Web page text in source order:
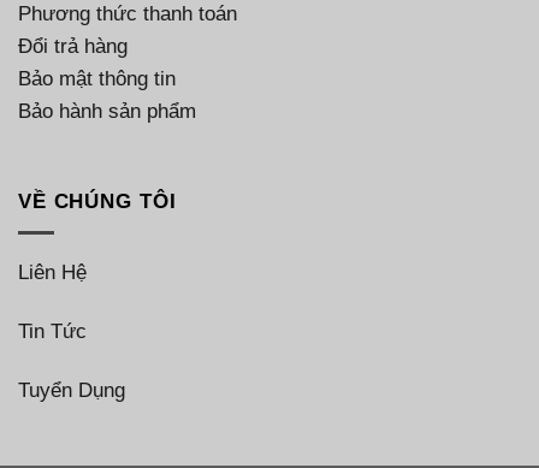
Phương thức thanh toán
Đổi trả hàng
Bảo mật thông tin
Bảo hành sản phẩm
VỀ CHÚNG TÔI
Liên Hệ
Tin Tức
Tuyển Dụng